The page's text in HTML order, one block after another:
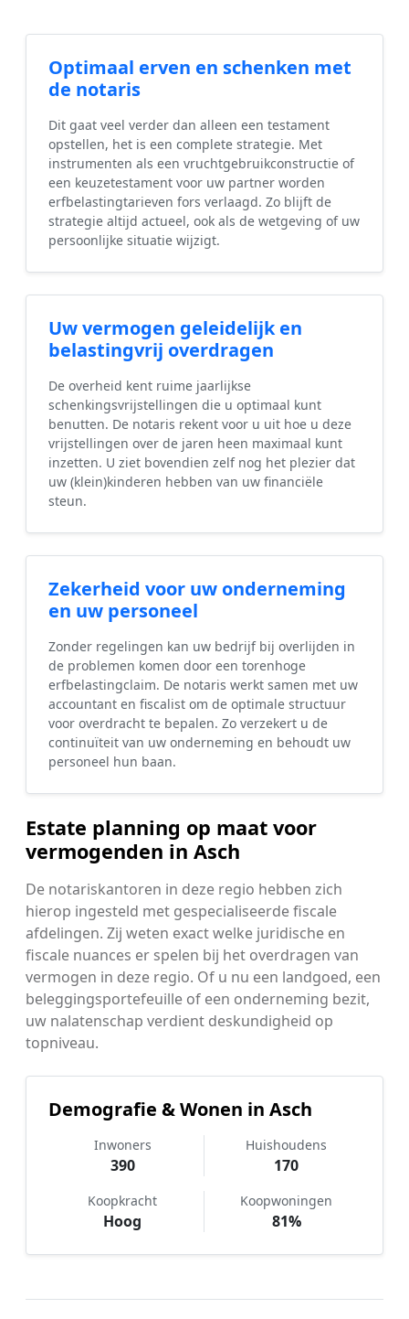
Optimaal erven en schenken met
de notaris
Dit gaat veel verder dan alleen een testament
opstellen, het is een complete strategie. Met
instrumenten als een vruchtgebruikconstructie of
een keuzetestament voor uw partner worden
erfbelastingtarieven fors verlaagd. Zo blijft de
strategie altijd actueel, ook als de wetgeving of uw
persoonlijke situatie wijzigt.
Uw vermogen geleidelijk en
belastingvrij overdragen
De overheid kent ruime jaarlijkse
schenkingsvrijstellingen die u optimaal kunt
benutten. De notaris rekent voor u uit hoe u deze
vrijstellingen over de jaren heen maximaal kunt
inzetten. U ziet bovendien zelf nog het plezier dat
uw (klein)kinderen hebben van uw financiële
steun.
Zekerheid voor uw onderneming
en uw personeel
Zonder regelingen kan uw bedrijf bij overlijden in
de problemen komen door een torenhoge
erfbelastingclaim. De notaris werkt samen met uw
accountant en fiscalist om de optimale structuur
voor overdracht te bepalen. Zo verzekert u de
continuïteit van uw onderneming en behoudt uw
personeel hun baan.
Estate planning op maat voor
vermogenden in Asch
De notariskantoren in deze regio hebben zich
hierop ingesteld met gespecialiseerde fiscale
afdelingen. Zij weten exact welke juridische en
fiscale nuances er spelen bij het overdragen van
vermogen in deze regio. Of u nu een landgoed, een
beleggingsportefeuille of een onderneming bezit,
uw nalatenschap verdient deskundigheid op
topniveau.
Demografie & Wonen in Asch
Inwoners
390
Huishoudens
170
Koopkracht
Hoog
Koopwoningen
81%